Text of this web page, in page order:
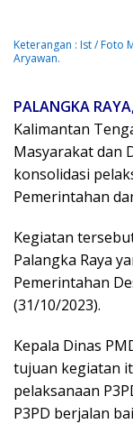
Keterangan : Ist / Foto
Aryawan.
PALANGKA
Kalimantan
Masyarakat dan
konsolidasi
Pemerintahan
Kegiatan
Palangka Raya
Pemerintahan
(31/10/2023).
Kepala Dinas
tujuan kegiatan
pelaksanaan
P3PD berjalan